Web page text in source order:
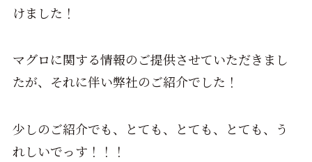
けました！
マグロに関する情報のご提供させていただきまし
たが、それに伴い弊社のご紹介でした！
少しのご紹介でも、とても、とても、とても、う
れしいでっす！！！